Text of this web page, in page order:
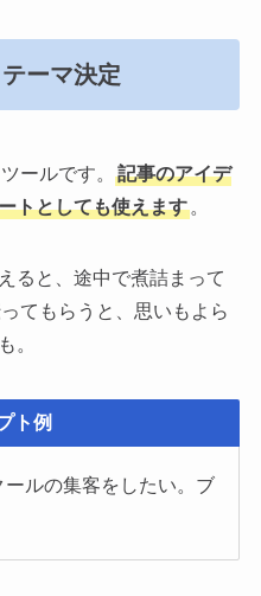
ーマ決定
ールです。
記事のアイデ
トとしても使えます。
ると、途中で煮詰まって
てもらうと、思いもよら
。
ト例
ールの集客をしたい。ブ